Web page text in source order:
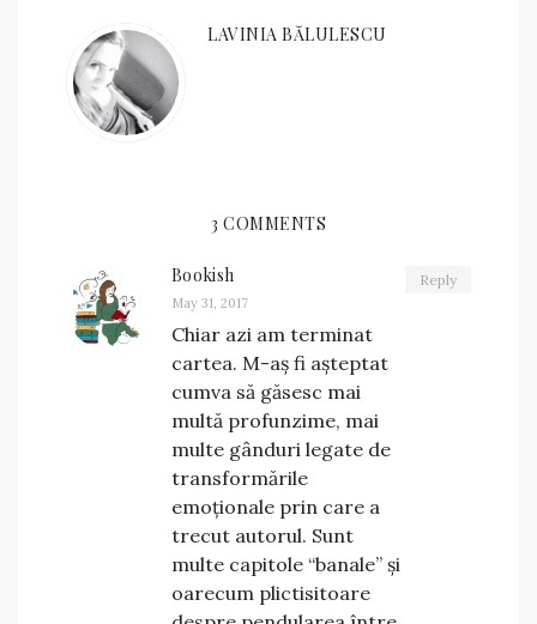
LAVINIA BĂLULESCU
3 COMMENTS
Reply
Bookish
May 31, 2017
Chiar azi am terminat
cartea. M-aș fi așteptat
cumva să găsesc mai
multă profunzime, mai
multe gânduri legate de
transformările
emoționale prin care a
trecut autorul. Sunt
multe capitole “banale” și
oarecum plictisitoare